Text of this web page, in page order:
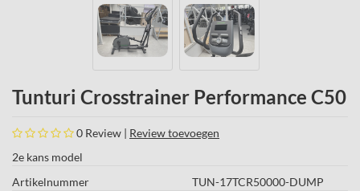
Tunturi Crosstrainer Performance C50
0 Review | Review toevoegen
2e kans model
Artikelnummer
TUN-17TCR50000-DUMP